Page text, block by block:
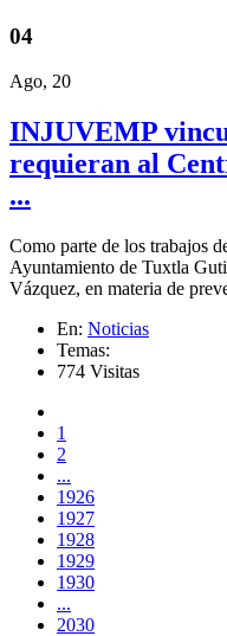
04
Ago, 20
INJUVEMP
requieran al
...
Como parte de los trabajos
Ayuntamiento de Tuxtla
Vázquez, en materia de
En: Noticias
Temas:
774 Visitas
1
2
...
1926
1927
1928
1929
1930
...
2030